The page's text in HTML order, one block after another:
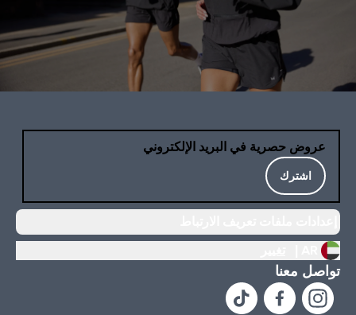
عروض حصرية في البريد الإلكتروني
اشترك
تواصل معنا